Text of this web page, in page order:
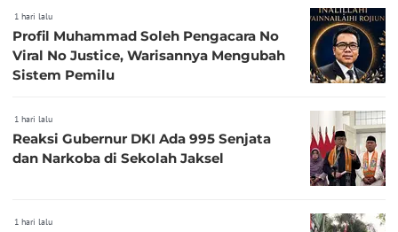
1 hari lalu
Profil Muhammad Soleh Pengacara No
Viral No Justice, Warisannya Mengubah
Sistem Pemilu
1 hari lalu
Reaksi Gubernur DKI Ada 995 Senjata
dan Narkoba di Sekolah Jaksel
1 hari lalu